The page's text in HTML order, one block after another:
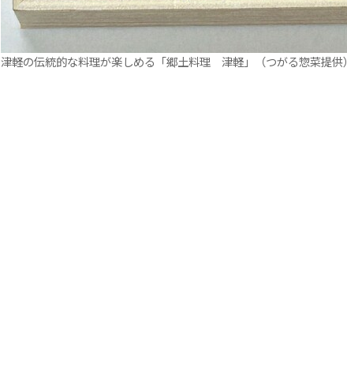
津軽の伝統的な料理が楽しめる「郷土料理 津軽」（つがる惣菜提供）